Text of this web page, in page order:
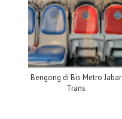
Bengong di Bis Metro Jabar
Trans